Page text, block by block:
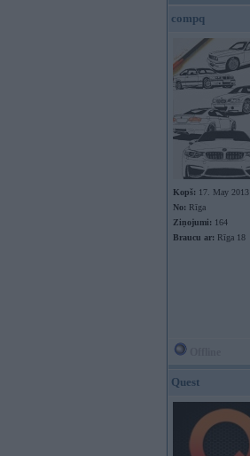
compq
Kopš: 17. May 2013
No: Rīga
Ziņojumi: 164
Braucu ar: Rīga 18
Quest